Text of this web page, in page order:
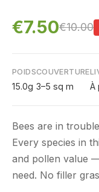
€7.50€10.00
POIDS
15.0g
COUVERTURE
3–5 sq m À
Bees are in
Every species in
and pollen value
need. No filler